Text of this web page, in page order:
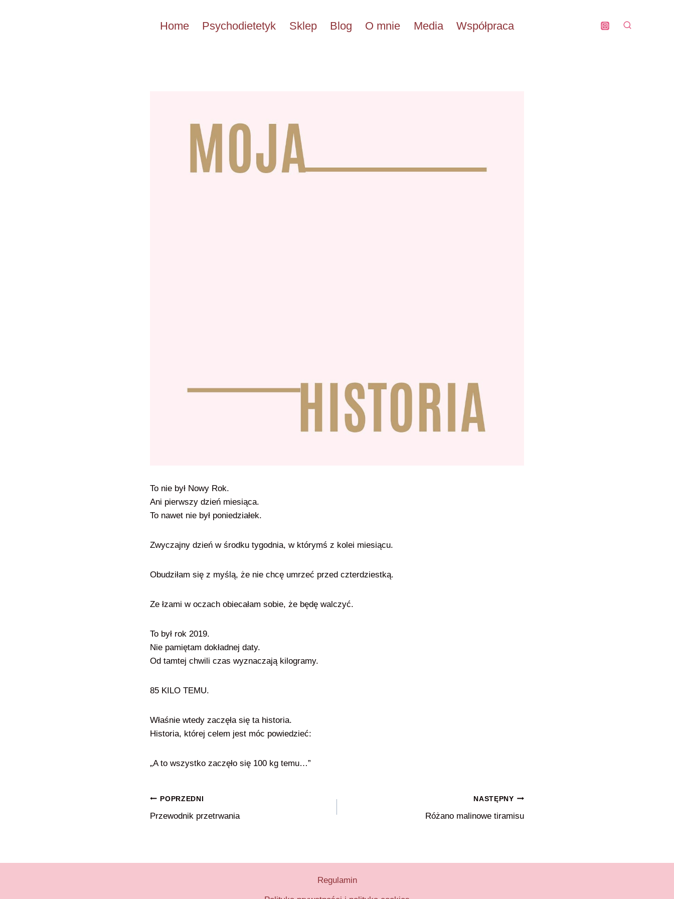
Home Psychodietetyk Sklep Blog O mnie Media Współpraca
To nie był Nowy Rok.
Ani pierwszy dzień miesiąca.
To nawet nie był poniedziałek.
Zwyczajny dzień w środku tygodnia, w którymś z kolei miesiącu.
Obudziłam się z myślą, że nie chcę umrzeć przed czterdziestką.
Ze łzami w oczach obiecałam sobie, że będę walczyć.
To był rok 2019.
Nie pamiętam dokładnej daty.
Od tamtej chwili czas wyznaczają kilogramy.
85 KILO TEMU.
Właśnie wtedy zaczęła się ta historia.
Historia, której celem jest móc powiedzieć:
„A to wszystko zaczęło się 100 kg temu…”
Nawigacja
wpisu
POPRZEDNI
Przewodnik przetrwania
NASTĘPNY
Różano malinowe tiramisu
Regulamin